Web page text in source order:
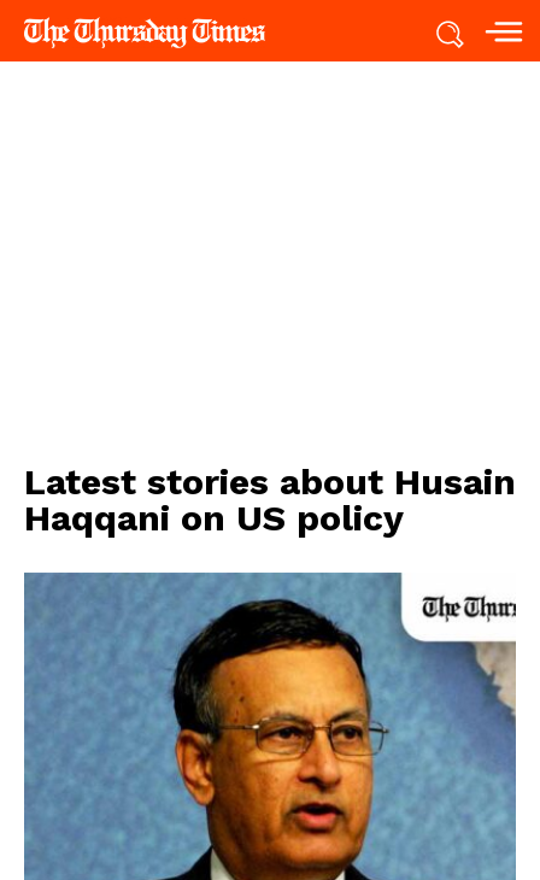
Latest stories about Husain
Haqqani on US policy